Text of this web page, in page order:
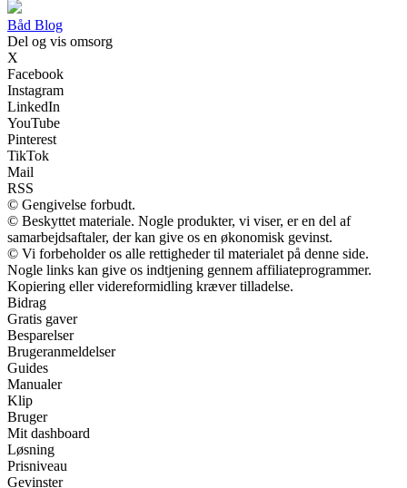
Båd Blog
Del og vis omsorg
X
Facebook
Instagram
LinkedIn
YouTube
Pinterest
TikTok
Mail
RSS
© Gengivelse forbudt.
© Beskyttet materiale. Nogle produkter, vi viser, er en del af
samarbejdsaftaler, der kan give os en økonomisk gevinst.
© Vi forbeholder os alle rettigheder til materialet på denne side.
Nogle links kan give os indtjening gennem affiliateprogrammer.
Kopiering eller videreformidling kræver tilladelse.
Bidrag
Gratis gaver
Besparelser
Brugeranmeldelser
Guides
Manualer
Klip
Bruger
Mit dashboard
Løsning
Prisniveau
Gevinster